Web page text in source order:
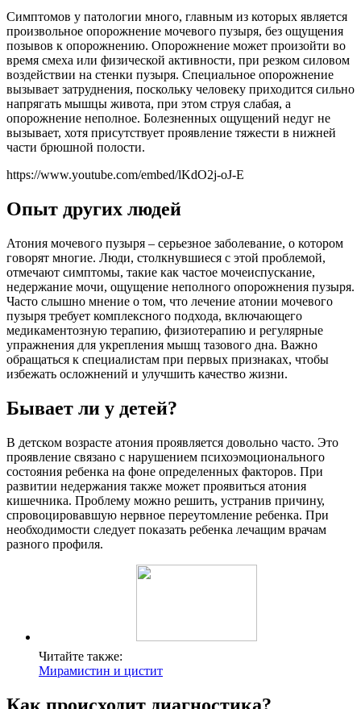
Симптомов у патологии много, главным из которых является
произвольное опорожнение мочевого пузыря, без ощущения
позывов к опорожнению. Опорожнение может произойти во
время смеха или физической активности, при резком силовом
воздействии на стенки пузыря. Специальное опорожнение
вызывает затруднения, поскольку человеку приходится сильно
напрягать мышцы живота, при этом струя слабая, а
опорожнение неполное. Болезненных ощущений недуг не
вызывает, хотя присутствует проявление тяжести в нижней
части брюшной полости.
https://www.youtube.com/embed/lKdO2j-oJ-E
Опыт других людей
Атония мочевого пузыря – серьезное заболевание, о котором
говорят многие. Люди, столкнувшиеся с этой проблемой,
отмечают симптомы, такие как частое мочеиспускание,
недержание мочи, ощущение неполного опорожнения пузыря.
Часто слышно мнение о том, что лечение атонии мочевого
пузыря требует комплексного подхода, включающего
медикаментозную терапию, физиотерапию и регулярные
упражнения для укрепления мышц тазового дна. Важно
обращаться к специалистам при первых признаках, чтобы
избежать осложнений и улучшить качество жизни.
Бывает ли у детей?
В детском возрасте атония проявляется довольно часто. Это
проявление связано с нарушением психоэмоционального
состояния ребенка на фоне определенных факторов. При
развитии недержания также может проявиться атония
кишечника. Проблему можно решить, устранив причину,
спровоцировавшую нервное переутомление ребенка. При
необходимости следует показать ребенка лечащим врачам
разного профиля.
Читайте также:
Мирамистин и цистит
Как происходит диагностика?